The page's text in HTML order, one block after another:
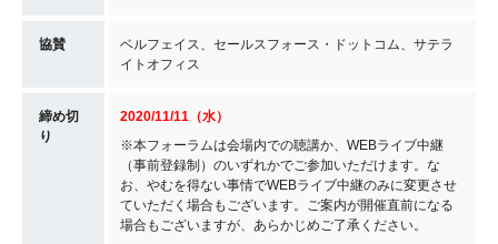
協賛
ベルフェイス、セールスフォース・ドットコム、サテラ
イトオフィス
締め切
り
2020/11/11（水）
※本フォーラムは会場内での聴講か、WEBライブ中継
（事前登録制）のいずれかでご参加いただけます。な
お、やむを得ない事情でWEBライブ中継のみに変更させ
ていただく場合もございます。ご案内が開催直前になる
場合もございますが、あらかじめご了承ください。